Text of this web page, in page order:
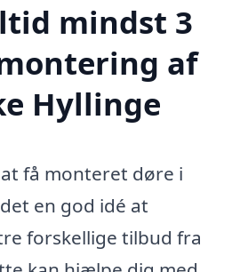
mindst 3
af
Hyllinge
få monteret døre i
en god idé at
forskellige tilbud fra